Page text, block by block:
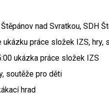
nad Svratkou, SDH
ukázku práce složek IZS,
ukázka práce složek IZS
soutěže pro děti
hrad